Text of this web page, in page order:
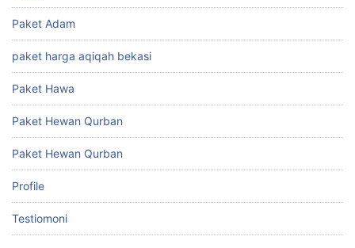
Paket Adam
paket harga aqiqah bekasi
Paket Hawa
Paket Hewan Qurban
Paket Hewan Qurban
Profile
Testiomoni